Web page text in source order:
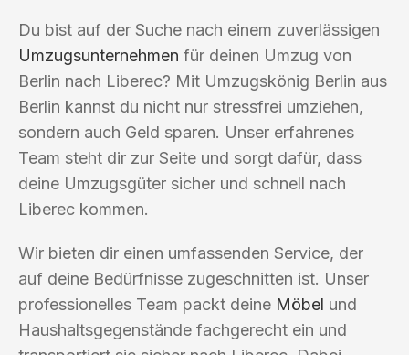
Du bist auf der Suche nach einem zuverlässigen
Umzugsunternehmen für deinen Umzug von
Berlin nach Liberec? Mit Umzugskönig Berlin aus
Berlin kannst du nicht nur stressfrei umziehen,
sondern auch Geld sparen. Unser erfahrenes
Team steht dir zur Seite und sorgt dafür, dass
deine Umzugsgüter sicher und schnell nach
Liberec kommen.
Wir bieten dir einen umfassenden Service, der
auf deine Bedürfnisse zugeschnitten ist. Unser
professionelles Team packt deine Möbel und
Haushaltsgegenstände fachgerecht ein und